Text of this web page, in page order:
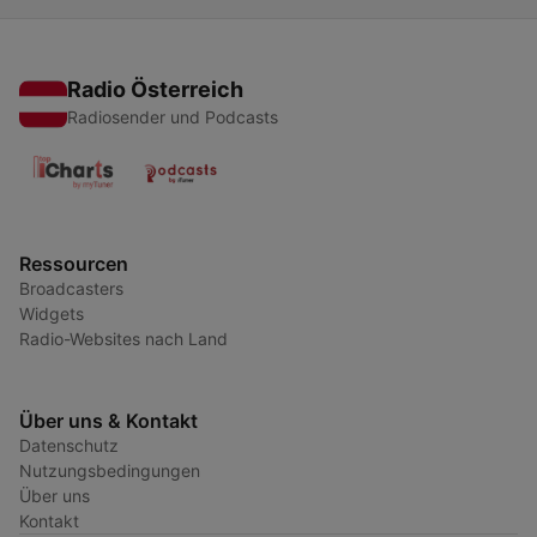
Radio Österreich
Radiosender und Podcasts
Ressourcen
Broadcasters
Widgets
Radio-Websites nach Land
Über uns & Kontakt
Datenschutz
Nutzungsbedingungen
Über uns
Kontakt